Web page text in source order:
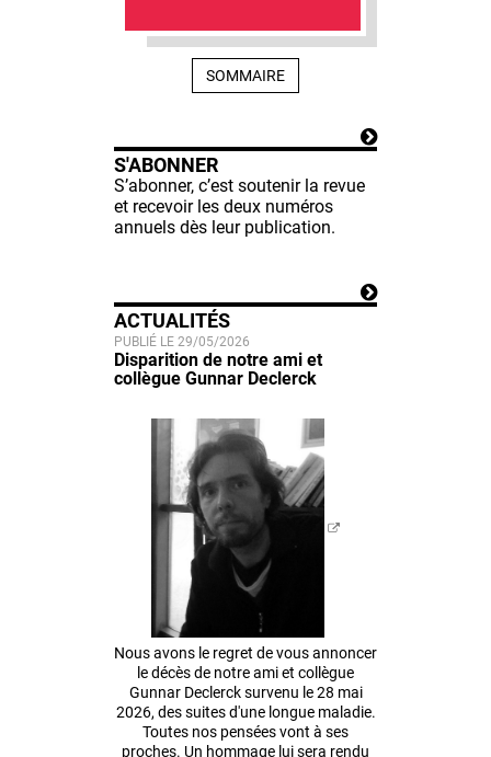
SOMMAIRE
S'ABONNER
S’abonner, c’est soutenir la revue
et recevoir les deux numéros
annuels dès leur publication.
ACTUALITÉS
PUBLIÉ LE 29/05/2026
Disparition de notre ami et
collègue Gunnar Declerck
Nous avons le regret de vous annoncer
le décès de notre ami et collègue
Gunnar Declerck survenu le 28 mai
2026, des suites d'une longue maladie.
Toutes nos pensées vont à ses
proches. Un hommage lui sera rendu